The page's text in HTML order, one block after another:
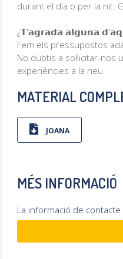
durant el dia o per la nit.
¿𝗧'𝗮𝗴𝗿𝗮𝗱𝗮 𝗮𝗹𝗴𝘂𝗻𝗮
Fem els pressupostos
No dubtis a sol·licitar-
experiències a la neu
MATERIAL
JOANA
MÉS INFORMACIÓ
La informació de